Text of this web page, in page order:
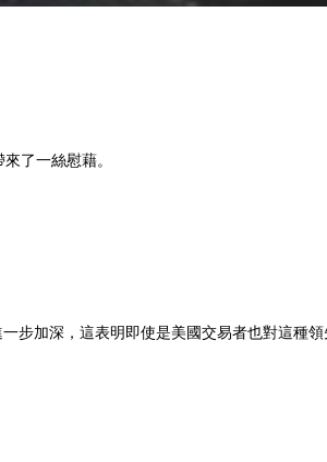
了一絲慰藉。
步加深，這表明即使是美國交易者也對這種領